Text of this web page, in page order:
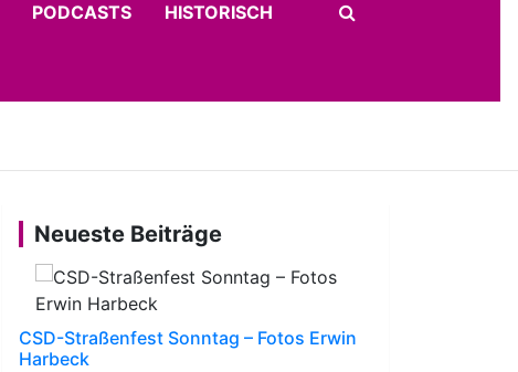
PODCASTS HISTORISCH
Neueste Beiträge
CSD-Straßenfest Sonntag – Fotos Erwin
Harbeck